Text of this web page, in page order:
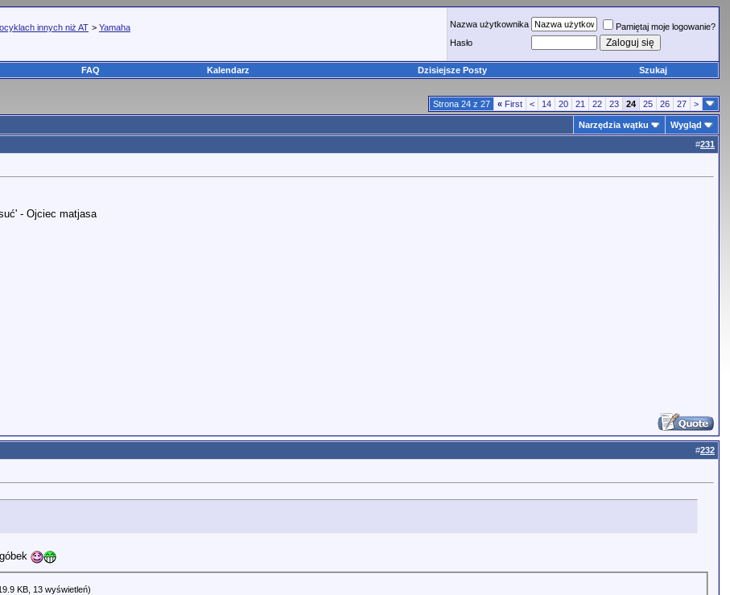
innych niż AT > Yamaha Nazwa użytkownika
Pamiętaj moje logowanie?
Hasło
FAQ Kalendarz Dzisiejsze Posty Szukaj
Strona 24 z 27 « First < 14 20 21 22 23 24 25 26 27 >
Narzędzia wątku
Wygląd
#231
- Ojciec matjasa
#232
KB, 13 wyświetleń)